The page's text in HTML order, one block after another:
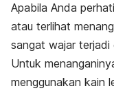
Apabila Anda
atau terlihat
sangat wajar
Untuk
menggunakan kain